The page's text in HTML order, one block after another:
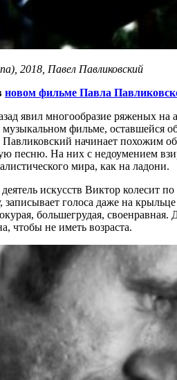
2018, Павел Павликовский
новом фильме Павла
явил многообразие ряженых
фильме, оставшейся
начинает похожим
песню. На них с недоумением
мира, как на ладони.
искусств Виктор колесит
записывает голоса даже на
большегрудая,
чтобы не иметь возраста.